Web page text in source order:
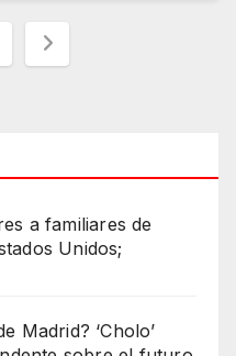
a familiares de
Unidos;
Madrid? ‘Cholo’